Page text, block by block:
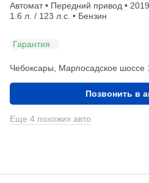
Автомат • Передний привод •
1.6 л. / 123 л.с. • Бензин
Гарантия
Чебоксары, Марпосадское шоссе
Позвонить в
Еще 4 похожих авто